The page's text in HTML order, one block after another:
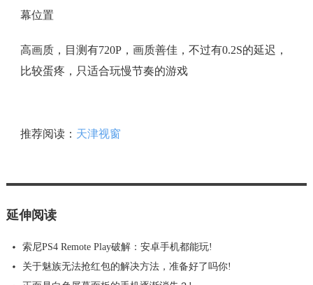
幕位置
高画质，目测有720P，画质善佳，不过有0.2S的延迟，
比较蛋疼，只适合玩慢节奏的游戏
推荐阅读： 天津视窗
延伸阅读
索尼PS4 Remote Play破解：安卓手机都能玩!
关于魅族无法抢红包的解决方法，准备好了吗你!